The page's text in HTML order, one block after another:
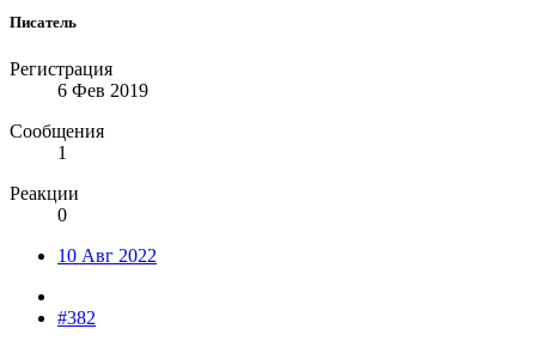
Писатель
Регистрация
6 Фев 2019
Сообщения
1
Реакции
0
10 Авг 2022
#382